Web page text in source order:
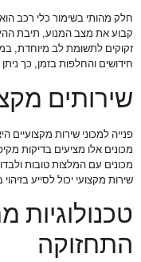
חלק מהותי בשימור כלי רכב
קבוע את מצב המנוע, תיבת
זקוקים לתשומת לב מיוחדת,
חידושים והחלפות בזמן, כך
שירותים
פנייה למכוני שירות
מכונים אלו מציעים בדיקות
מכונים עם המלצות טובות
שירות מקצועי יכול לסייע
התחזוקה